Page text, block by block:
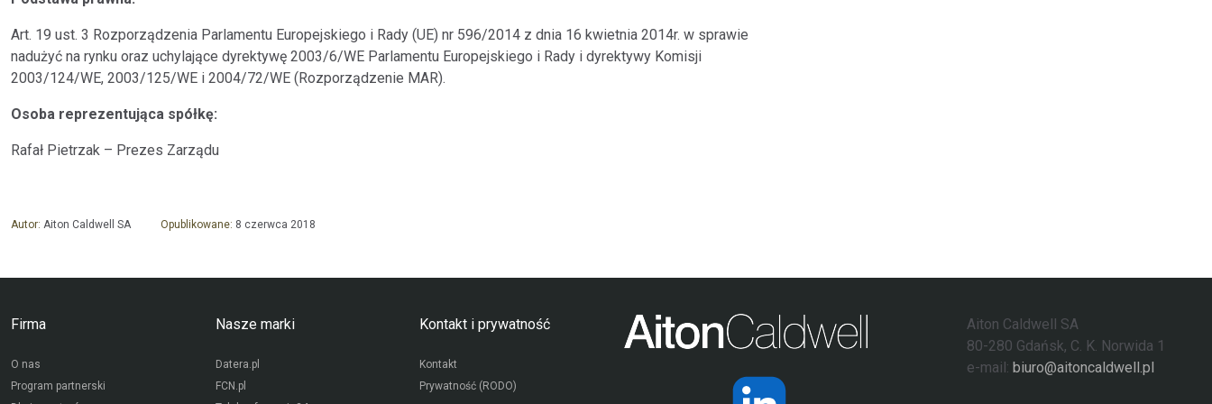
Art. 19 ust. 3 Rozporządzenia Parlamentu Europejskiego i Rady (UE) nr 596/2014 z dnia 16 kwietnia 2014r. w sprawie
nadużyć na rynku oraz uchylające dyrektywę 2003/6/WE Parlamentu Europejskiego i Rady i dyrektywy Komisji
2003/124/WE, 2003/125/WE i 2004/72/WE (Rozporządzenie MAR).
Osoba reprezentująca spółkę:
Rafał Pietrzak – Prezes Zarządu
Autor: Aiton Caldwell SA Opublikowane: 8 czerwca 2018
Firma
O nas
Program partnerski
Nasze marki
Datera.pl
FCN.pl
Kontakt i prywatność
Kontakt
Prywatność (RODO)
Aiton Caldwell SA
80-280 Gdańsk, C. K. Norwida 1
e-mail: biuro@aitoncaldwell.pl